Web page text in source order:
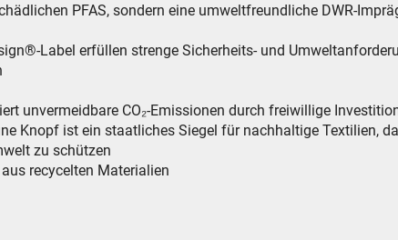
PFAS, sondern eine umweltfreundliche DWR-
Label erfüllen strenge Sicherheits- und
unvermeidbare CO₂-Emissionen durch freiwillige
Knopf ist ein staatliches Siegel für nachhaltige Textilien,
zu schützen
recycelten Materialien